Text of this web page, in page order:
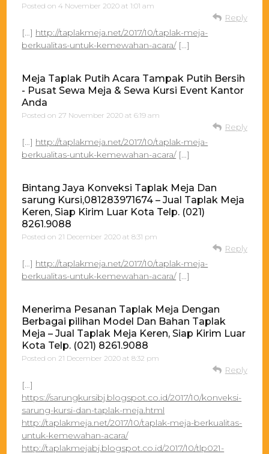
Posted on4 November 2020 at 1:01 am
Reply
[…] http://taplakmeja.net/2017/10/taplak-meja-
berkualitas-untuk-kemewahan-acara/[…]
Meja Taplak Putih Acara Tampak Putih Bersih
- Pusat Sewa Meja & Sewa Kursi Event Kantor
Anda
Posted on 27 November 2020 at 6:19 am
Reply
[…] http://taplakmeja.net/2017/10/taplak-meja-
berkualitas-untuk-kemewahan-acara/[…]
Bintang Jaya Konveksi Taplak Meja Dan
sarung Kursi,081283971674 – Jual Taplak Meja
Keren, Siap Kirim Luar Kota Telp. (021)
8261.9088
Posted on 21 December 2020 at 8:31 pm
Reply
[…] http://taplakmeja.net/2017/10/taplak-meja-
berkualitas-untuk-kemewahan-acara/[…]
Menerima Pesanan Taplak Meja Dengan
Berbagai pilihan Model Dan Bahan Taplak
Meja – Jual Taplak Meja Keren, Siap Kirim Luar
Kota Telp. (021) 8261.9088
Posted on 21 December 2020 at 8:32 pm
Reply
[…]
https://sarungkursibj.blogspot.co.id/2017/10/konveksi-
sarung-kursi-dan-taplak-meja.html
http://taplakmeja.net/2017/10/taplak-meja-berkualitas-
untuk-kemewahan-acara/
http://taplakmejabj.blogspot.co.id/2017/10/tlp021-